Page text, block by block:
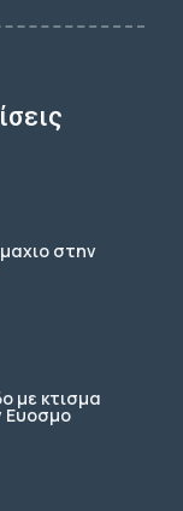
στην
με κτισμα
Ευοσμο